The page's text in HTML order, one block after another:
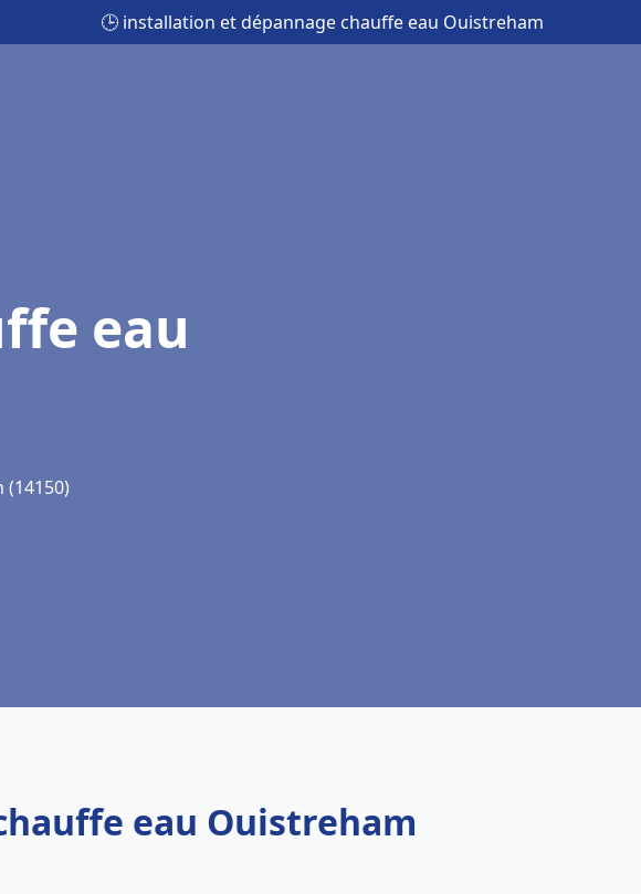
🕒 installation et dépannage chauffe eau Ouistreham
eau
eau Ouistreham